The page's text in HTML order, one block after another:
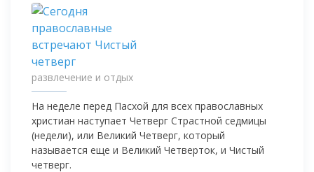
развлечение и отдых
На неделе перед Пасхой для всех православных
христиан наступает Четверг Страстной седмицы
(недели), или Великий Четверг, который
называется еще и Великий Четверток, и Чистый
четверг.